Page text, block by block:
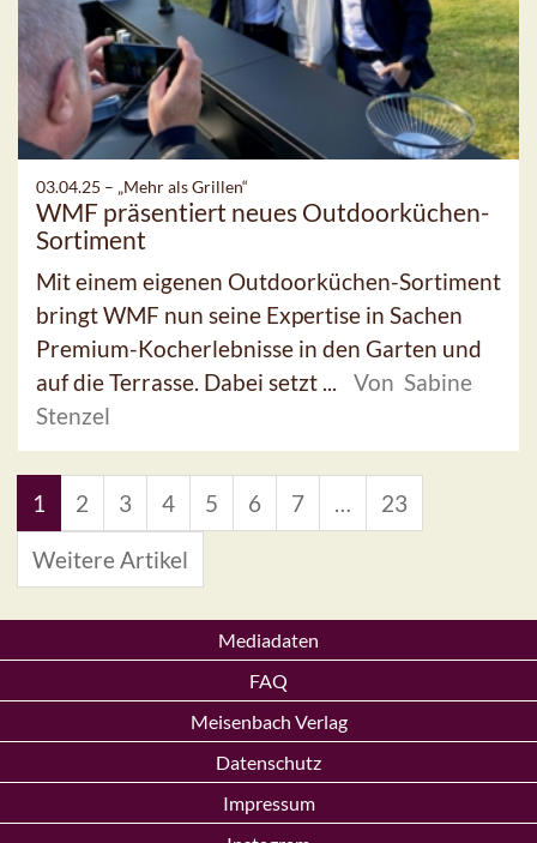
03.04.25 – „Mehr als Grillen“
WMF präsentiert neues Outdoorküchen-
Sortiment
Mit einem eigenen Outdoorküchen-Sortiment
bringt WMF nun seine Expertise in Sachen
Premium-Kocherlebnisse in den Garten und
auf die Terrasse. Dabei setzt ...
Von Sabine
Stenzel
1 2 3 4 5 6 7 … 23
Weitere Artikel
Mediadaten
FAQ
Meisenbach Verlag
Datenschutz
Impressum